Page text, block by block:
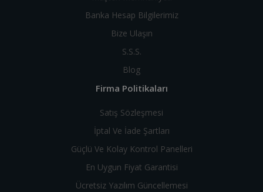
Banka Hesap Bilgilerimiz
Bize Ulaşın
S.S.S.
Blog
Firma Politikaları
Satış Sözleşmesi
İptal Ve İade Şartları
Güçlü Ve Kolay Kontrol Panelleri
En Uygun Fiyat Garantisi
Ücretsiz Yazılım Güncellemesi